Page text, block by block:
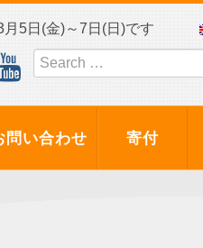
5日(金)～7日(日)です
問い合わせ 寄付